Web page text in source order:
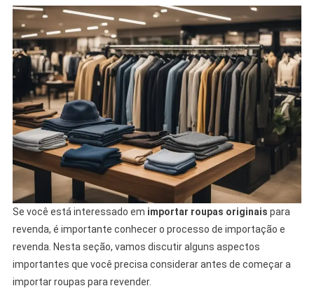
Se você está interessado em importar roupas originais para
revenda, é importante conhecer o processo de importação e
revenda. Nesta seção, vamos discutir alguns aspectos
importantes que você precisa considerar antes de começar a
importar roupas para revender.